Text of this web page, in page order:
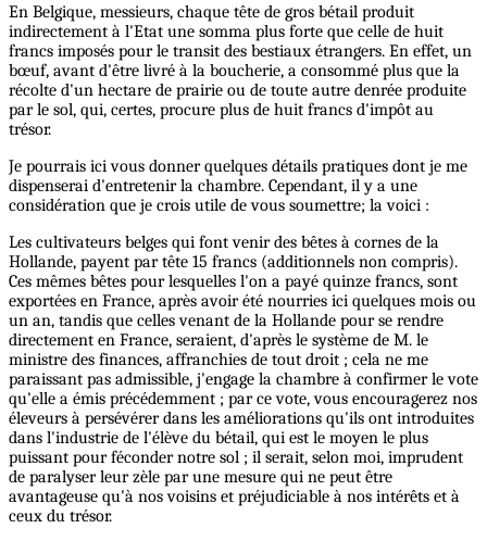
En Belgique, messieurs, chaque tête de gros bétail produit
indirectement à l'Etat une somma plus forte que celle de huit
francs imposés pour le transit des bestiaux étrangers. En effet, un
bœuf, avant d'être livré à la boucherie, a consommé plus que la
récolte d'un hectare de prairie ou de toute autre denrée produite
par le sol, qui, certes, procure plus de huit francs d'impôt au
trésor.
Je pourrais ici vous donner quelques détails pratiques dont je me
dispenserai d'entretenir la chambre. Cependant, il y a une
considération que je crois utile de vous soumettre; la voici :
Les cultivateurs belges qui font venir des bêtes à cornes de la
Hollande, payent par tête 15 francs (additionnels non compris).
Ces mêmes bêtes pour lesquelles l'on a payé quinze francs, sont
exportées en France, après avoir été nourries ici quelques mois ou
un an, tandis que celles venant de la Hollande pour se rendre
directement en France, seraient, d'après le système de M. le
ministre des finances, affranchies de tout droit ; cela ne me
paraissant pas admissible, j'engage la chambre à confirmer le vote
qu'elle a émis précédemment ; par ce vote, vous encouragerez nos
éleveurs à persévérer dans les améliorations qu'ils ont introduites
dans l'industrie de l'élève du bétail, qui est le moyen le plus
puissant pour féconder notre sol ; il serait, selon moi, imprudent
de paralyser leur zèle par une mesure qui ne peut être
avantageuse qu'à nos voisins et préjudiciable à nos intérêts et à
ceux du trésor.